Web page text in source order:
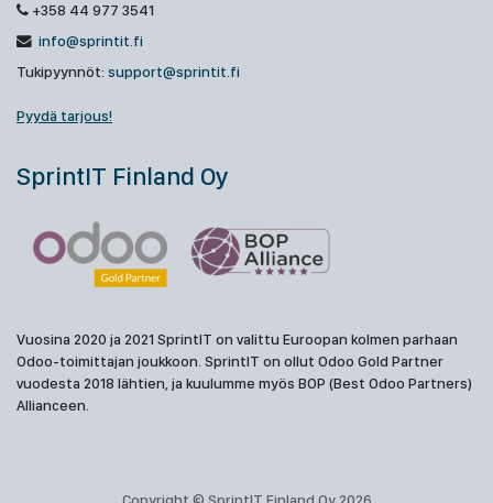
+358 44 977 3541
info@sprintit.fi
Tukipyynnöt: support@sprintit.fi
Pyydä tarjous!
SprintIT Finland Oy
Vuosina 2020 ja 2021 SprintIT on valittu Euroopan kolmen parhaan
Odoo-toimittajan joukkoon. SprintIT on ollut Odoo Gold Partner
vuodesta 2018 lähtien, ja kuulumme myös BOP (Best Odoo Partners)
Allianceen.
Copyright © SprintIT Finland Oy 2026